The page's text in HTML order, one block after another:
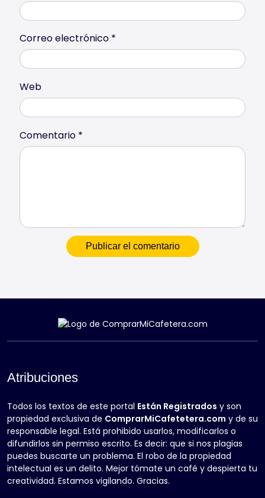
Comentario *
Correo electrónico *
Web
Atribuciones
Todos los textos de este portal Están Registrados y son
propiedad exclusiva de ComprarMiCafetetera.com y de su
responsable legal. Está prohibido usarlos, modificarlos o
difundirlos sin permiso escrito. Es decir: que si nos plagias
puedes buscarte un problema. El robo de la propiedad
intelectual es un delito. Mejor tómate un café y despierta tu
creatividad. Estamos vigilando. Gracias.